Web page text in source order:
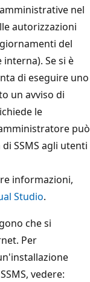
nel
autorizzazioni
del
Se si è
di eseguire uno
un avviso di
le
può
SSMS agli utenti
informazioni,
Studio.
che si
Per
vedere: